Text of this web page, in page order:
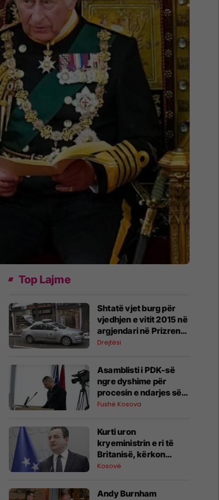
Top Lajme
Shtatë vjet burg për
vjedhjen e vitit 2015 në
argjendari në Prizren,
Gjykata urdhëron
mijë eurove
Drejtësi
Asamblisti i PDK-së
ngre dyshime për
procesin e ndarjes së
bursave në Fushë
Fushë Kosova
Kurti uron
kryeministrin e ri të
Britanisë, kërkon
forcimin e
FSK-së dhe ushtrisë
Kosovë
Andy Burnham